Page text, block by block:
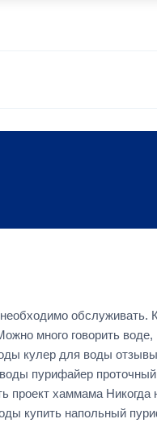
обслуживать.
много говорить
кулер для воды
пурифайер
хаммама Никогда
купить напольный